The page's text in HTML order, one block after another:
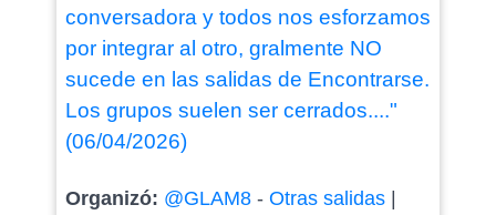
conversadora y todos nos esforzamos
por integrar al otro, gralmente NO
sucede en las salidas de Encontrarse.
Los grupos suelen ser cerrados...."
(06/04/2026)
Organizó: @GLAM8- Otras salidas|